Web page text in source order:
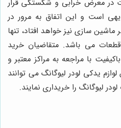
در معرض خرابی و شکستگی قرار
است و این اتفاق به مرور در
سازی نیز خواهد افتاد، تنها
می باشد. متقاضیان خرید
با مراجعه به مراکز معتبر و
یدکی لودر لیوگانگ می توانند
لیوگانگ را خریداری نمایند.